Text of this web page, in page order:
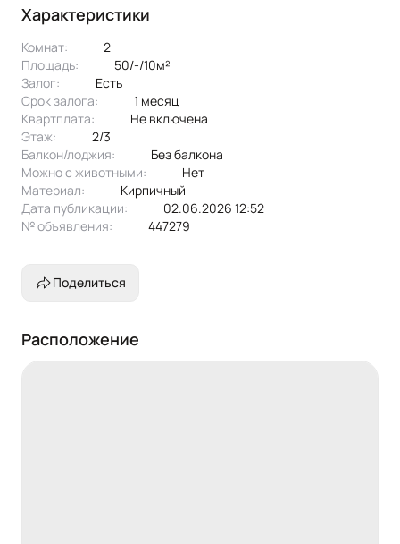
Из техники: холодильник, плита, духовка, чайник,
стиральная машина, телевизор, wi-fi, водонагреватель.
Эксклюзивное предложение!!
Характеристики
Комнат:
2
Площадь:
50/-/10м²
Залог:
есть
Срок залога:
1 месяц
Квартплата:
не включена
Этаж:
2/3
Балкон/лоджия:
без балкона
Можно с животными:
нет
Материал:
кирпичный
Дата публикации:
02.06.2026 12:52
№ объявления:
447279
Поделиться
Расположение